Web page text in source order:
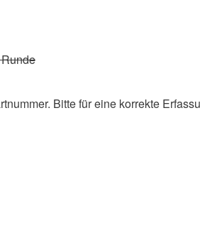
Bitte für eine korrekte